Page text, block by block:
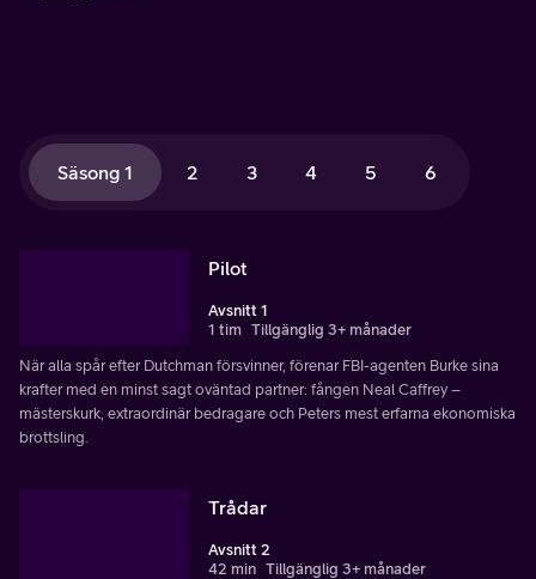
Säsong 1 2 3 4 5 6
Pilot
Avsnitt 1
1 tim Tillgänglig 3+ månader
När alla spår efter Dutchman försvinner, förenar FBI-agenten Burke sina
krafter med en minst sagt oväntad partner: fången Neal Caffrey –
mästerskurk, extraordinär bedragare och Peters mest erfarna ekonomiska
brottsling.
Trådar
Avsnitt 2
42 min Tillgänglig 3+ månader